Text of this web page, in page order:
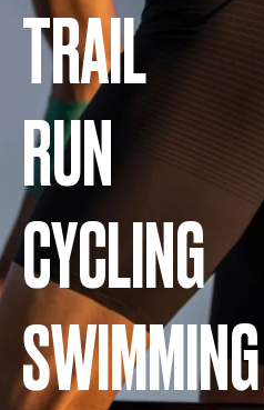
TRAIL
RUN
CYCLING
SWIMMING